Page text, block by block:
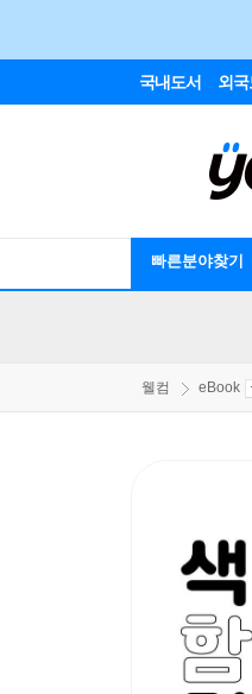
국내도서 외국
빠른분야찾기
웰컴 eBook